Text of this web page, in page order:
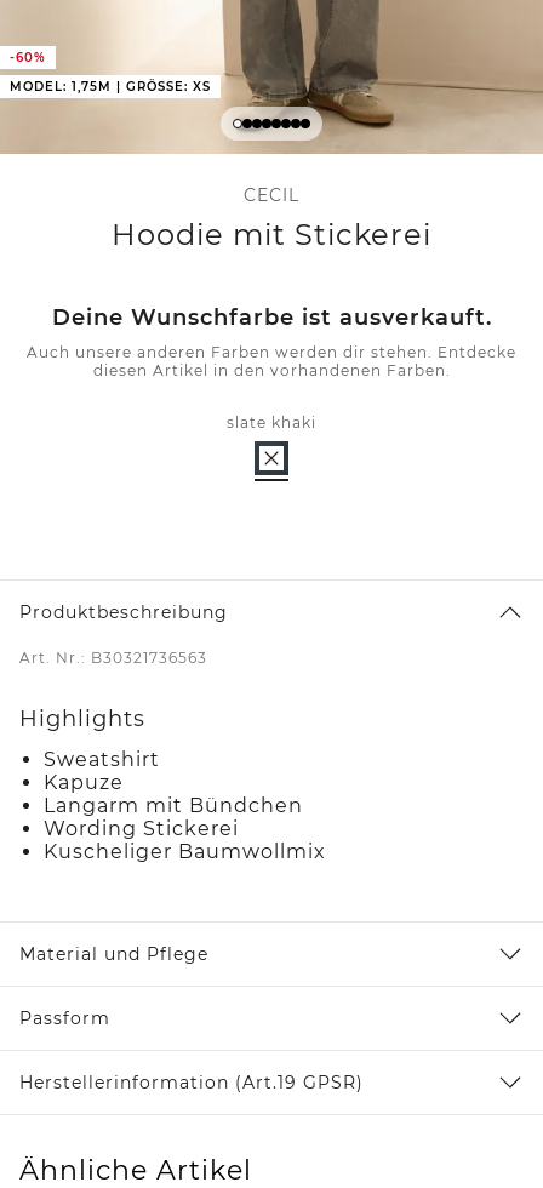
-60%
MODEL: 1,75M | GRÖSSE: XS
CECIL
Hoodie mit Stickerei
Deine Wunschfarbe ist ausverkauft.
Auch unsere anderen Farben werden dir stehen. Entdecke
diesen Artikel in den vorhandenen Farben.
slate khaki
Produktbeschreibung
Art. Nr.: B30321736563
Highlights
Sweatshirt
Kapuze
Langarm mit Bündchen
Wording Stickerei
Kuscheliger Baumwollmix
Material und Pflege
Passform
Herstellerinformation (Art.19 GPSR)
Ähnliche Artikel